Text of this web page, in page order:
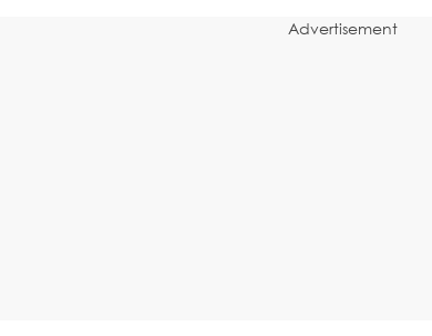
Advertisement